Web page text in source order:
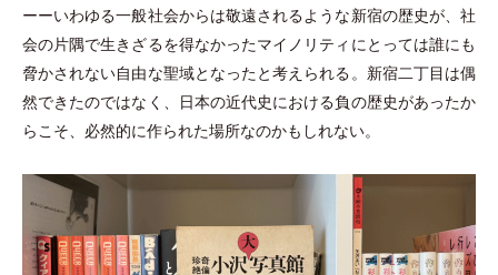
ーーいわゆる一般社会からは敬遠されるような新宿の歴史が、社
会の片隅で生きざるを得なかったマイノリティにとっては誰にも
脅かされない自由な聖域となったと考えられる。新宿二丁目は偶
然できたのではなく、日本の近代史における負の歴史があったか
らこそ、必然的に作られた場所なのかもしれない。